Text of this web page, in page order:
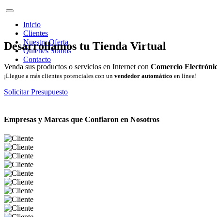
Inicio
Clientes
Nuestra Oferta
Quienes Somos
Contacto
Desarrollamos tu Tienda Virtual
Venda sus productos o servicios en Internet con Comercio
¡Llegue a más clientes potenciales con un vendedor automático en línea!
Solicitar Presupuesto
Empresas y Marcas que Confiaron en Nosotros